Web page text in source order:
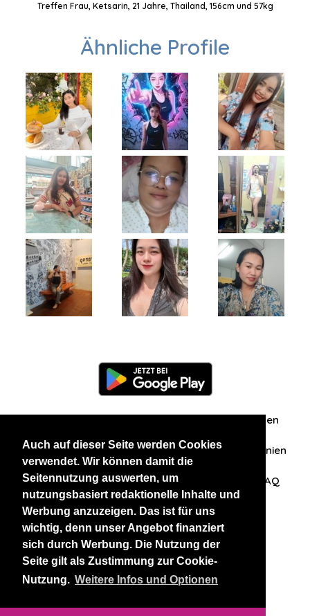
Auch auf dieser Seite werden Cookies
verwendet. Wir können damit die
Seitennutzung auswerten, um
nutzungsbasiert redaktionelle Inhalte und
Werbung anzuzeigen. Das ist für uns
wichtig, denn unser Angebot finanziert
sich durch Werbung. Die Nutzung der
Seite gilt als Zustimmung zur Cookie-
Nutzung. Weitere Infos und Optionen
Treffen Frau, Ketsarin, 21 Jahre, Thailand, 156cm und 57kg
Ähnliche Profile
Zuschriften/Erfahrungen
Datenschutzerklärung AGB Datenschutzrichtlinien
Nehmen Sie Kontakt mit uns auf FAQ
Unsere anderen Websites
BlackAndBeauties RussianKisses